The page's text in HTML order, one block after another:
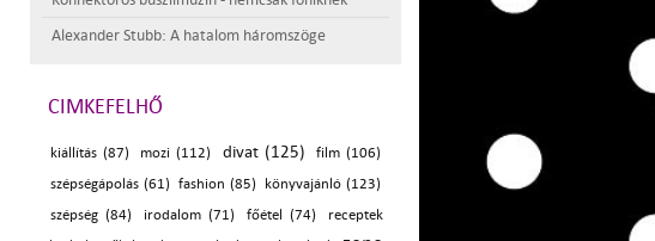
Alexander Stubb: A hatalom háromszöge
CIMKEFELHŐ
kiállítás (87) mozi (112) divat (125)
film (106)
szépségápolás (61)
fashion (85)
könyvajánló (123)
szépség (84)
irodalom (71) főétel (74)
receptek